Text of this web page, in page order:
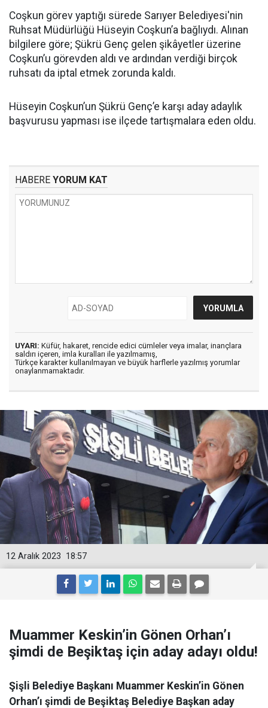
Coşkun görev yaptığı sürede Sarıyer Belediyesi'nin
Ruhsat Müdürlüğü Hüseyin Coşkun’a bağlıydı. Alınan
bilgilere göre; Şükrü Genç gelen şikâyetler üzerine
Coşkun’u görevden aldı ve ardından verdiği birçok
ruhsatı da iptal etmek zorunda kaldı.
Hüseyin Coşkun’un Şükrü Genç’e karşı aday adaylık
başvurusu yapması ise ilçede tartışmalara eden oldu.
HABERE YORUM KAT
UYARI: Küfür, hakaret, rencide edici cümleler veya imalar, inançlara
saldırı içeren, imla kuralları ile yazılmamış,
Türkçe karakter kullanılmayan ve büyük harflerle yazılmış yorumlar
onaylanmamaktadır.
18:57
12 Aralık 2023
Muammer Keskin’in Gönen Orhan’ı
şimdi de Beşiktaş için aday adayı oldu!
Şişli Belediye Başkanı Muammer Keskin’in Gönen
Orhan’ı şimdi de Beşiktaş Belediye Başkan aday